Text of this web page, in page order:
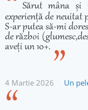
Sărut mâna
experiență de
S-ar putea să-mi
de război
aveți un 10+.
4 Martie 2026 Un